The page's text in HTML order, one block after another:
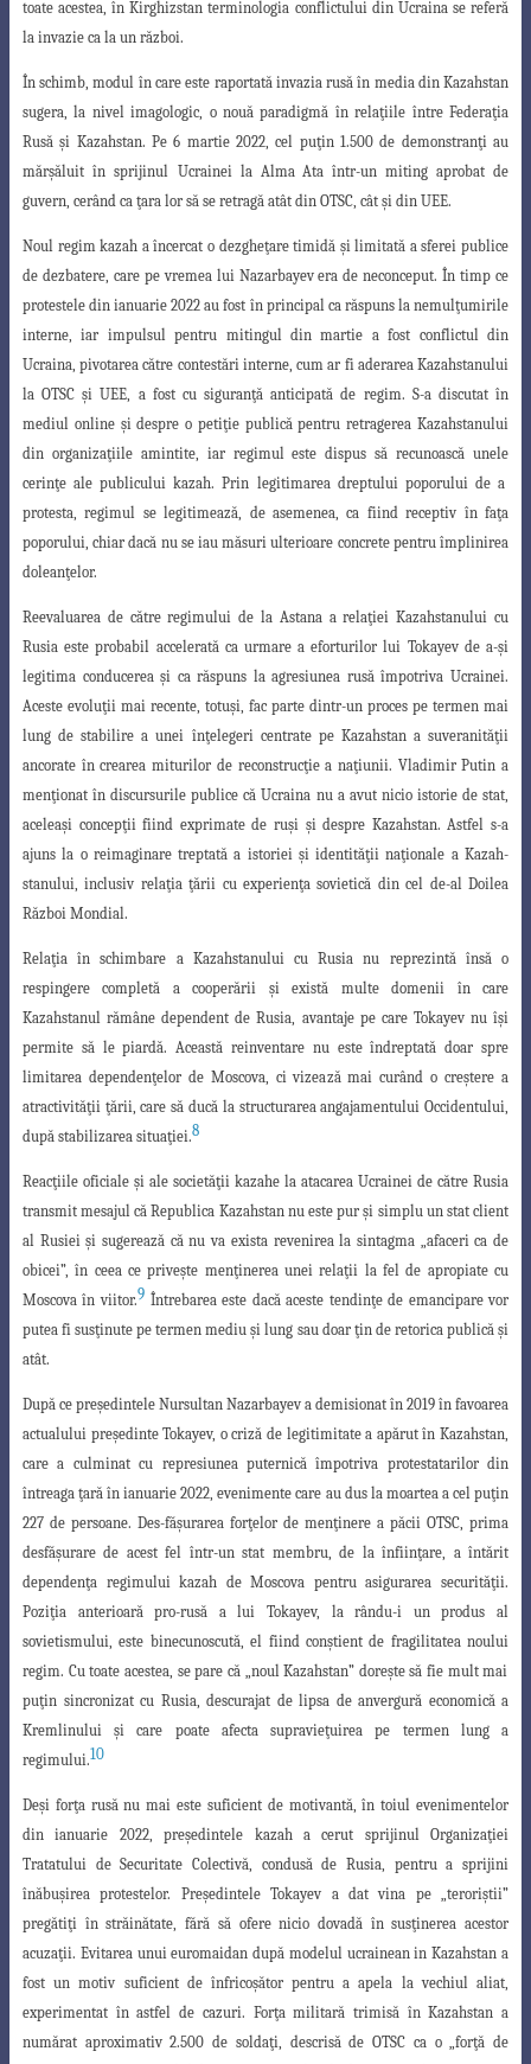
toate acestea, în Kirghizstan terminologia conflictuluidin Ucraina se referă
la invazie ca la un război.
În schimb, modul în care este raportată invazia rusă în media din Kazahstan
sugera, la nivel imagologic, o nouă paradigmă în relaţiile între Federaţia
Rusă şi Kazahstan. Pe 6 martie 2022, cel puţin 1.500 de demonstranţi au
mărşăluit în sprijinul Ucrainei la Alma Ata într-un miting aprobat de
guvern, cerând ca ţara lor să se retragăatât din OTSC, cât şi din UEE.
Noul regim kazah a încercat o dezgheţare timidă şi limitată a sferei publice
de dezbatere, care pe vremea lui Nazarbayev era de neconceput. În timp ce
protesteledin ianuarie 2022 au fost în principal ca răspuns la nemulţumirile
interne, iar impulsulpentru mitingul din martie a fost conflictul din
Ucraina, pivotarea către contestări interne, cum ar fi aderarea Kazahstanului
la OTSC şi UEE, a fost cu siguranţă anticipată de regim. S-a discutat în
mediul online şi despre o petiţie publică pentru retragereaKazahstanului
din organizaţiile amintite, iar regimul este dispus să recunoască unele
cerinţe ale publicului kazah. Prin legitimarea dreptului poporului de a
protesta, regimul se legitimează, de asemenea, ca fiind receptiv în faţa
poporului, chiar dacă nu se iau măsuri ulterioare concrete pentru împlinirea
doleanţelor.
Reevaluarea de către regimului de la Astana a relaţiei Kazahstanului cu
Rusiaeste probabil accelerată ca urmare a eforturilor lui Tokayev de a-şi
legitima conducereaşi ca răspuns la agresiunea rusă împotriva Ucrainei.
Aceste evoluţii mai recente, totuşi, fac parte dintr-un proces pe termen mai
lung de stabilire a unei înţelegeri centrate pe Kazahstan a suveranităţii
ancorate în crearea miturilor de reconstrucţie a naţiunii. Vladimir Putin a
menţionat în discursurile publice că Ucraina nu a avut nicio istorie de stat,
aceleaşi concepţii fiind exprimate de ruşi şi despre Kazahstan. Astfel s-a
ajuns la o reimaginare treptată a istoriei şi identităţii naţionale a Kazah-
stanului, inclusiv relaţia ţării cu experienţa sovietică din cel de-al Doilea
Război Mondial.
Relaţia în schimbare a Kazahstanului cu Rusia nu reprezintă însă o
respingerecompletă a cooperării şi există multe domenii în care
Kazahstanul rămâne dependent de Rusia, avantaje pe care Tokayev nu îşi
permite să le piardă. Această reinventare nu este îndreptată doar spre
limitarea dependenţelor de Moscova, ci vizează mai curând o creştere a
atractivităţii ţării, care să ducă la structurarea angajamentului Occidentului,
după stabilizarea situaţiei.8
Reacţiile oficiale şi ale societăţii kazahe la atacarea Ucrainei de către Rusia
transmit mesajul că Republica Kazahstan nu este pur şi simplu un stat client
al Rusieişi sugerează că nu va exista revenirea la sintagma „afaceri ca de
obicei”, în ceea ce priveşte menţinerea unei relaţii la fel de apropiate cu
Moscova în viitor.9 Întrebarea este dacă aceste tendinţe de emancipare vor
putea fi susţinute pe termen mediu şi lung sau doar ţin de retorica publică şi
atât.
După ce preşedintele Nursultan Nazarbayev a demisionat în 2019 în favoarea
actualului preşedinte Tokayev, o criză de legitimitate a apărut în Kazahstan,
care a culminat cu represiunea puternică împotriva protestatarilor din
întreaga ţară în ianuarie 2022, evenimente care au dus la moartea a cel puţin
227 de persoane. Des-făşurarea forţelor de menţinere a păcii OTSC, prima
desfăşurare de acest fel într-un stat membru, de la înfiinţare, a întărit
dependenţa regimului kazah de Moscova pentru asigurarea securităţii.
Poziţia anterioară pro-rusă a lui Tokayev, la rându-i un produs al
sovietismului, este binecunoscută, el fiind conştient de fragilitatea noului
regim. Cu toate acestea, se pare că „noul Kazahstan” doreşte să fie mult mai
puţin sincronizat cu Rusia, descurajat de lipsa de anvergură economică a
Kremlinului şi care poate afecta supravieţuirea pe termen lung a
regimului.10
Deşi forţa rusă nu mai este suficient de motivantă, în toiul evenimentelor
dinianuarie 2022, preşedintele kazah a cerut sprijinul Organizaţiei
Tratatului de Securitate Colectivă, condusă de Rusia, pentru a sprijini
înăbuşirea protestelor. Preşedintele Tokayev a dat vina pe „teroriştii”
pregătiţi în străinătate, fără să ofere nicio dovadă în susţinerea acestor
acuzaţii. Evitarea unui euromaidan după modelul ucrainean in Kazahstan a
fost un motiv suficient de înfricoşător pentru a apela la vechiul aliat,
experimentat în astfel de cazuri. Forţa militară trimisă în Kazahstan a
numărat aproximativ 2.500 de soldaţi, descrisă de OTSC ca o „forţă de